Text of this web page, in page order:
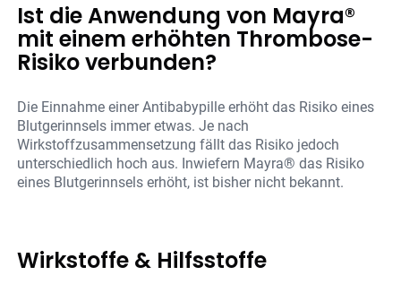
Ist die Anwendung von Mayra®
mit einem erhöhten Thrombose-
Risiko verbunden?
Die Einnahme einer Antibabypille erhöht das Risiko eines
Blutgerinnsels immer etwas. Je nach
Wirkstoffzusammensetzung fällt das Risiko jedoch
unterschiedlich hoch aus. Inwiefern Mayra® das Risiko
eines Blutgerinnsels erhöht, ist bisher nicht bekannt.
Wirkstoffe & Hilfsstoffe